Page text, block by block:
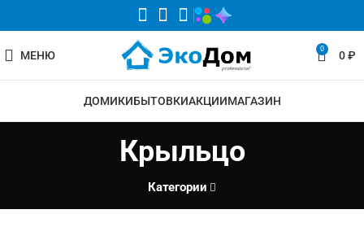
МЕНЮ 0 0₽
ДОМИКИБЫТОВКИАКЦИИМАГАЗИН
Крыльцо
Категории